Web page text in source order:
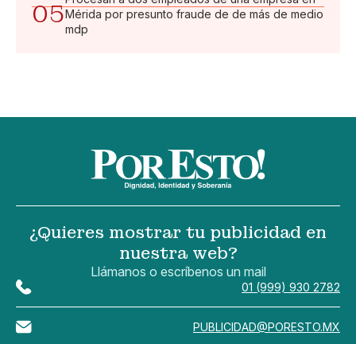
05Mérida por presunto fraude de de más de medio
mdp
¿Quieres mostrar tu publicidad en
nuestra web?
Llámanos o escríbenos un mail
01 (999) 930 2782
PUBLICIDAD@PORESTO.MX